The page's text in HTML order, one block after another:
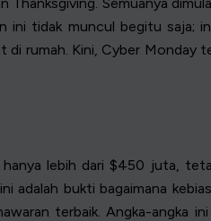
ini tidak muncul begitu saja;
rumah. Kini, Cyber Monday
lebih dari $450 juta,
adalah bukti bagaimana
terbaik. Angka-angka